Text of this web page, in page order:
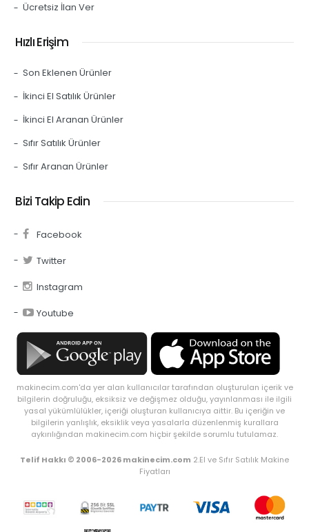
Ücretsiz İlan Ver
Hızlı Erişim
Son Eklenen Ürünler
İkinci El Satılık Ürünler
İkinci El Aranan Ürünler
Sıfır Satılık Ürünler
Sıfır Aranan Ürünler
Bizi Takip Edin
Facebook
Twitter
Instagram
Youtube
makinecim.com'da yer alan kullanıcılar tarafından oluşturulan içerik ve
bilgilerin doğruluğu, eksiksiz ve değişmez olduğu, yayınlanması ile ilgili
yasal yükümlülükler, içeriği oluşturan kullanıcıya aittir. Bu içeriğin ve
bilgilerin yanlışlık, eksiklik veya yasalarla düzenlenmiş kurallara
aykırılığından makinecim.com hiçbir şekilde sorumlu tutulamaz.
Telif Hakkı © 2006-2026 makinecim.com 2.El ve Sıfır Satılık Makine
Fiyatları